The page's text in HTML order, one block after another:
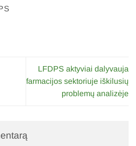
LFDPS aktyviai dalyvauja
farmacijos sektoriuje iškilusių
problemų analizėje